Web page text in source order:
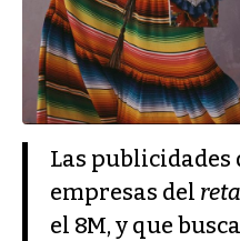
Las publicidades
empresas del
el 8M, y que